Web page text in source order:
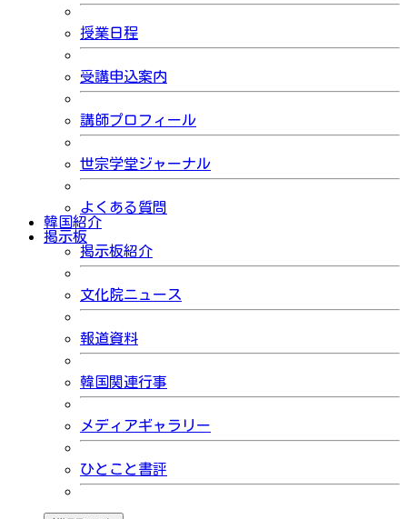
授業日程
受講申込案内
講師プロフィール
世宗学堂ジャーナル
よくある質問
韓国紹介
掲示板
掲示板紹介
文化院ニュース
報道資料
韓国関連行事
メディアギャラリー
ひとこと書評